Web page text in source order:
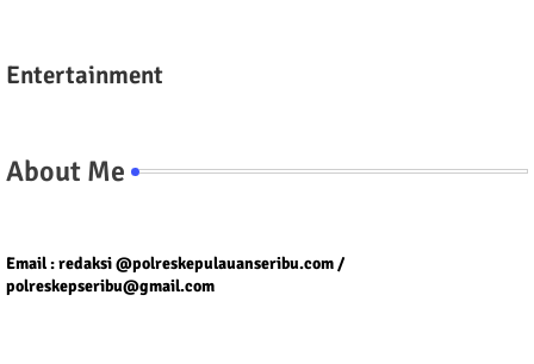
Entertainment
About Me
Email : redaksi @polreskepulauanseribu.com /
polreskepseribu@gmail.com